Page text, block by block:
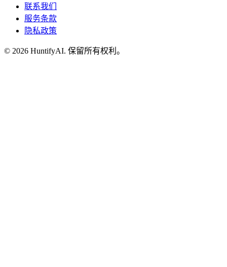
联系我们
服务条款
隐私政策
© 2026 HuntifyAI. 保留所有权利。